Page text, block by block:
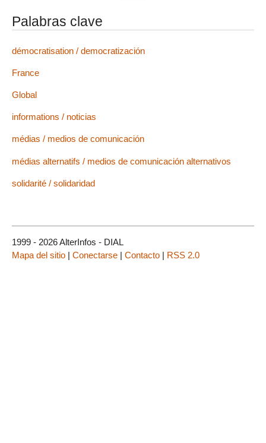
Palabras clave
démocratisation / democratización
France
Global
informations / noticias
médias / medios de comunicación
médias alternatifs / medios de comunicación alternativos
solidarité / solidaridad
1999 - 2026 AlterInfos - DIAL
Mapa del sitio | Conectarse | Contacto | RSS 2.0